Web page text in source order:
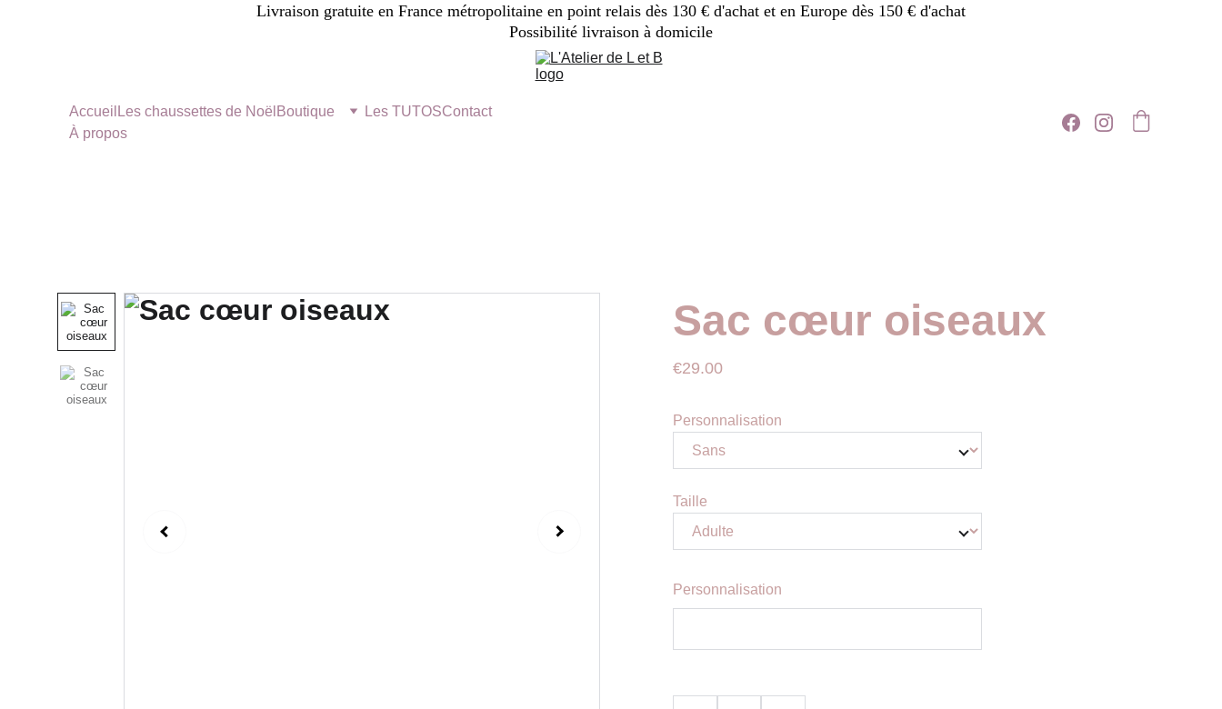
Livraison gratuite en France métropolitaine en point relais dès 130 € d'achat et en Europe dès 150 € d'achat
Possibilité livraison à domicile
Accueil Les chaussettes de Noël Boutique Les TUTOSContact
À propos
Sac cœur oiseaux
€29.00
Personnalisation
Taille
Personnalisation